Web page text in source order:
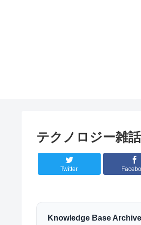
テクノロジー雑
Twitter
Knowledge Base Archive